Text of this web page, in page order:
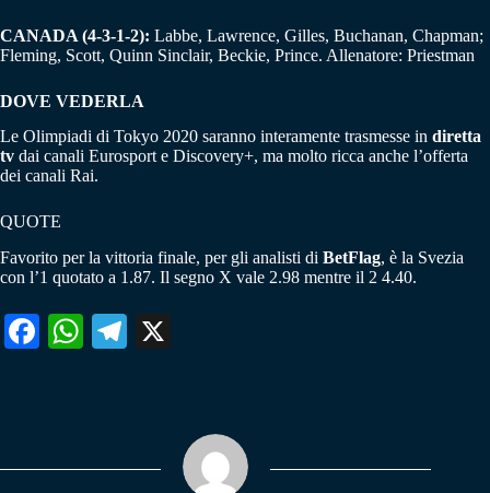
CANADA (4-3-1-2): Labbe, Lawrence, Gilles, Buchanan, Chapman;
Fleming, Scott, Quinn Sinclair, Beckie, Prince. Allenatore: Priestman
DOVE VEDERLA
Le Olimpiadi di Tokyo 2020 saranno interamente trasmesse in diretta
tv dai canali Eurosport e Discovery+, ma molto ricca anche l’offerta
dei canali Rai.
QUOTE
Favorito per la vittoria finale, per gli analisti di BetFlag, è la Svezia
con l’1 quotato a 1.87. Il segno X vale 2.98 mentre il 2 4.40.
Fa W
pp
Te
m